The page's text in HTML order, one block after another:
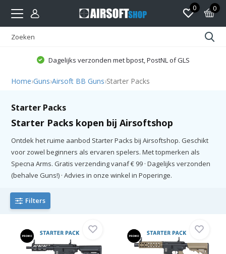
0 0
Dagelijks verzonden met bpost, PostNL of GLS
Home›Guns›Airsoft BB Guns›Starter Packs
Starter Packs
Starter Packs kopen bij Airsoftshop
Ontdek het ruime aanbod Starter Packs bij Airsoftshop. Geschikt
voor zowel beginners als ervaren spelers. Met topmerken als
Specna Arms. Gratis verzending vanaf € 99 · Dagelijks verzonden
(behalve Guns!) · Advies in onze winkel in Poperinge.
Filters